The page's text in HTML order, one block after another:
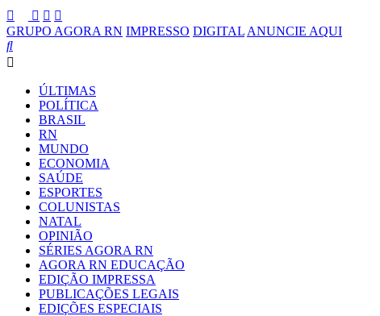
GRUPO AGORA RN IMPRESSO DIGITAL ANUNCIE AQUI
ÚLTIMAS
POLÍTICA
BRASIL
RN
MUNDO
ECONOMIA
SAÚDE
ESPORTES
COLUNISTAS
NATAL
OPINIÃO
SÉRIES AGORA RN
AGORA RN EDUCAÇÃO
EDIÇÃO IMPRESSA
PUBLICAÇÕES LEGAIS
EDIÇÕES ESPECIAIS